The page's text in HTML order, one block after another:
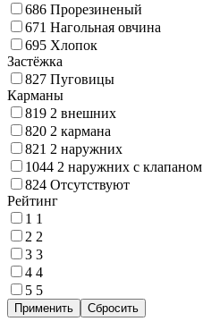
686 Прорезиненый
671 Нагольная овчина
695 Хлопок
Застёжка
827 Пуговицы
Карманы
819 2 внешних
820 2 кармана
821 2 наружних
1044 2 наружних с клапаном
824 Отсутствуют
Рейтинг
1 1
2 2
3 3
4 4
5 5